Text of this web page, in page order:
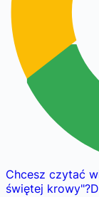
Chcesz czytać
świętej krowy"?